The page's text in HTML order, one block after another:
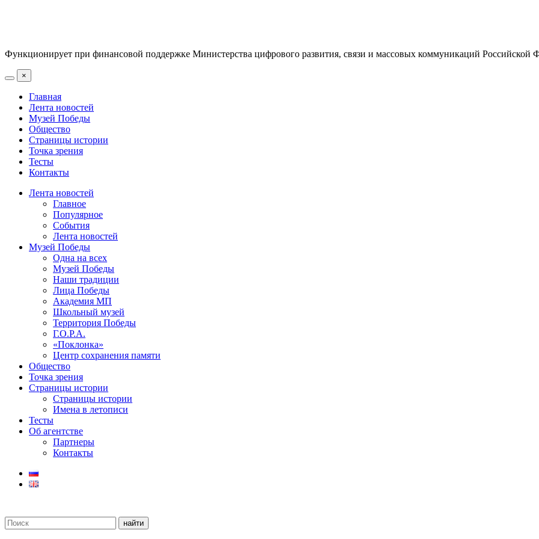
Функционирует при финансовой поддержке Министерства цифрового развития, связи и массовых коммуникаций Российской
×
Главная
Лента новостей
Музей Победы
Общество
Страницы истории
Точка зрения
Тесты
Контакты
Лента новостей
Главное
Популярное
События
Лента новостей
Музей Победы
Одна на всех
Музей Победы
Наши традиции
Лица Победы
Академия МП
Школьный музей
Территория Победы
Г.О.Р.А.
«Поклонка»
Центр сохранения памяти
Общество
Точка зрения
Страницы истории
Страницы истории
Имена в летописи
Тесты
Об агентстве
Партнеры
Контакты